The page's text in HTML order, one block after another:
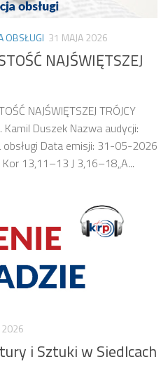
OBSŁUGI 31 MAJA 2026
NAJŚWIĘTSZEJ
NAJŚWIĘTSZEJ TRÓJCY
Duszek Nazwa audycji:
Data emisji: 31-05-2026
13,11–13 J 3,16–18„A...
2026
i Sztuki w Siedlcach